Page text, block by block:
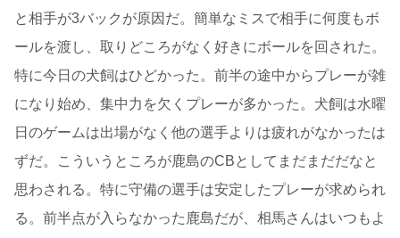
と相手が3バックが原因だ。簡単なミスで相手に何度もボ
ールを渡し、取りどころがなく好きにボールを回された。
特に今日の犬飼はひどかった。前半の途中からプレーが雑
になり始め、集中力を欠くプレーが多かった。犬飼は水曜
日のゲームは出場がなく他の選手よりは疲れがなかったは
ずだ。こういうところが鹿島のCBとしてまだまだだなと
思わされる。特に守備の選手は安定したプレーが求められ
る。前半点が入らなかった鹿島だが、相馬さんはいつもよ